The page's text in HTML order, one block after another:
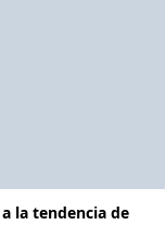
la tendencia de